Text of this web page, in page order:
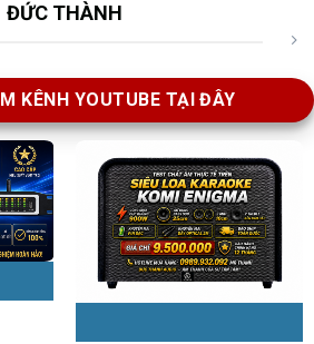
ĐỨC THÀNH
KÊNH YOUTUBE TẠI ĐÂY